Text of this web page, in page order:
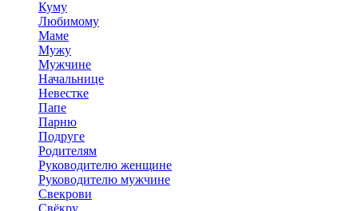
Куму
Любимому
Маме
Мужу
Мужчине
Начальнице
Невестке
Папе
Парню
Подруге
Родителям
Руководителю женщине
Руководителю мужчине
Свекрови
Свёкру